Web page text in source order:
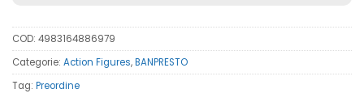
COD: 4983164886979
Categorie: Action Figures,BANPRESTO
Tag: Preordine